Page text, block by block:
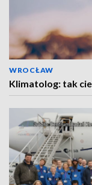
WROCŁAW
Klimatolog: tak